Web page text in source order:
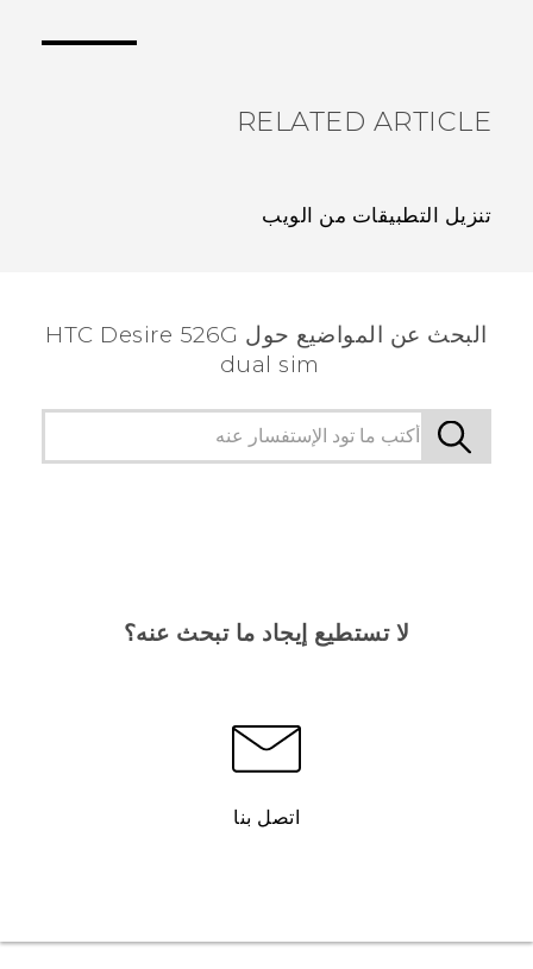
RELATED ARTICLE
تنزيل التطبيقات من الويب
البحث عن المواضيع حول HTC Desire 526G
dual sim
لا تستطيع إيجاد ما تبحث عنه؟
اتصل بنا